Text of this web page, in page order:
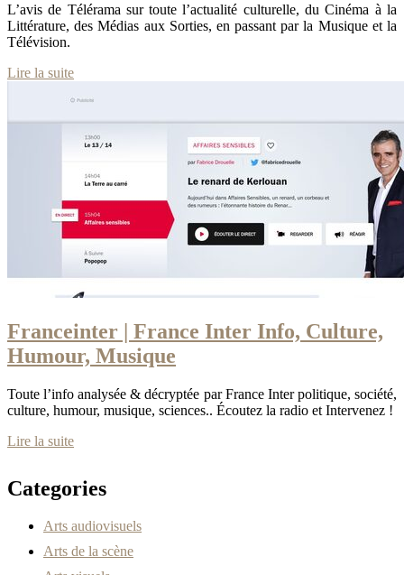
L’avis de Télérama sur toute l’actualité culturelle, du Cinéma à la
Littérature, des Médias aux Sorties, en passant par la Musique et la
Télévision.
Lire la suite
Franceinter | France Inter Info, Culture,
Humour, Musique
Toute l’info analysée & décryptée par France Inter politique, société,
culture, humour, musique, sciences.. Écoutez la radio et Intervenez !
Lire la suite
Categories
Arts audiovisuels
Arts de la scène